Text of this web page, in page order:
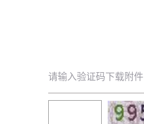
请输入验证码下载附件